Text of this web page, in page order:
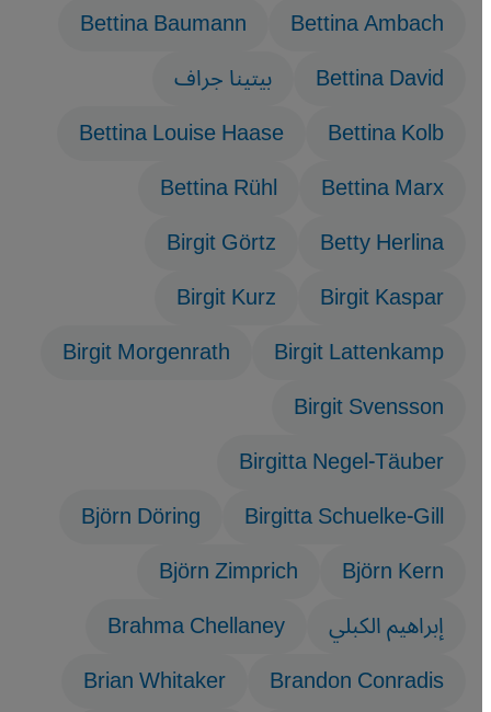
Bettina Ambach
Bettina Baumann
Bettina David
بيتينا جراف
Bettina Kolb
Bettina Louise Haase
Bettina Marx
Bettina Rühl
Betty Herlina
Birgit Görtz
Birgit Kaspar
Birgit Kurz
Birgit Lattenkamp
Birgit Morgenrath
Birgit Svensson
Birgitta Negel-Täuber
Birgitta Schuelke-Gill
Björn Döring
Björn Kern
Björn Zimprich
إبراهيم الكبلي
Brahma Chellaney
Brandon Conradis
Brian Whitaker